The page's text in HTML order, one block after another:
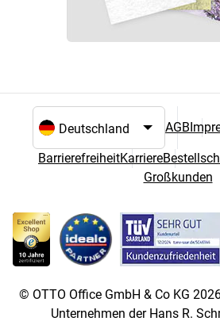
Sprach- und Landesauswahl
AGB
BarrierefreiheitKarriere
Großkunden
© OTTO Office GmbH & Co KG
Unternehmen der Hans R.